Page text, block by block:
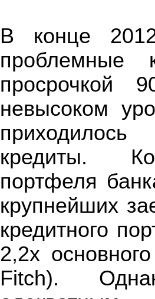
В конце 2012
проблемные
просрочкой
невысоком
кредиты.
портфеля
крупнейших
кредитного
2,2x
Fitch).